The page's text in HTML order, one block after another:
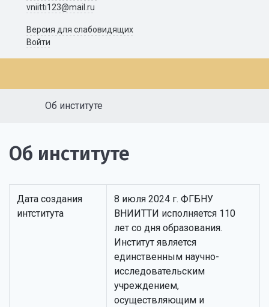
vniitti123@mail.ru
Версия для слабовидящих
Войти
Об институте
Об институте
Дата создания
интститута
8 июля 2024 г. ФГБНУ
ВНИИТТИ исполняется 110
лет со дня образования.
Институт является
единственным научно-
исследовательским
учреждением,
осуществляющим и